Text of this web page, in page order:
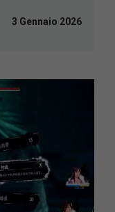
3 Gennaio 2026